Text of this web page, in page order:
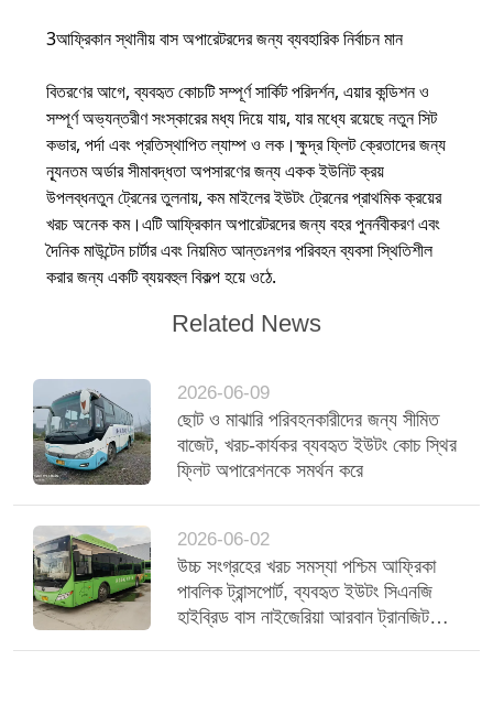
3আফ্রিকান স্থানীয় বাস অপারেটরদের জন্য ব্যবহারিক নির্বাচন মান
বিতরণের আগে, ব্যবহৃত কোচটি সম্পূর্ণ সার্কিট পরিদর্শন, এয়ার কন্ডিশন ও
সম্পূর্ণ অভ্যন্তরীণ সংস্কারের মধ্য দিয়ে যায়, যার মধ্যে রয়েছে নতুন সিট
কভার, পর্দা এবং প্রতিস্থাপিত ল্যাম্প ও লক।ক্ষুদ্র ফ্লিট ক্রেতাদের জন্য
ন্যূনতম অর্ডার সীমাবদ্ধতা অপসারণের জন্য একক ইউনিট ক্রয়
উপলব্ধনতুন ট্রেনের তুলনায়, কম মাইলের ইউটং ট্রেনের প্রাথমিক ক্রয়ের
খরচ অনেক কম।এটি আফ্রিকান অপারেটরদের জন্য বহর পুনর্নবীকরণ এবং
দৈনিক মাউন্টেন চার্টার এবং নিয়মিত আন্তঃনগর পরিবহন ব্যবসা স্থিতিশীল
করার জন্য একটি ব্যয়বহুল বিকল্প হয়ে ওঠে.
Related News
2026-06-09
ছোট ও মাঝারি পরিবহনকারীদের জন্য সীমিত
বাজেট, খরচ-কার্যকর ব্যবহৃত ইউটং কোচ স্থির
ফ্লিট অপারেশনকে সমর্থন করে
2026-06-02
উচ্চ সংগ্রহের খরচ সমস্যা পশ্চিম আফ্রিকা
পাবলিক ট্রান্সপোর্ট, ব্যবহৃত ইউটং সিএনজি
হাইব্রিড বাস নাইজেরিয়া আরবান ট্রানজিট